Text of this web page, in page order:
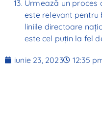
Urmează un proces
este relevant pentru
liniile directoare
este cel puțin la fel
iunie 23, 2023 12:35